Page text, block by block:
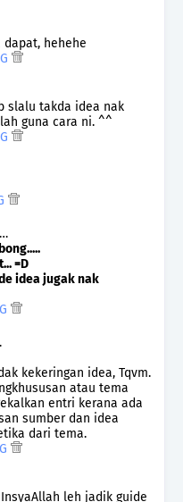
hehehe
slalu takda idea nak
guna cara ni. ^^
=D
idea jugak nak
kekeringan idea, Tqvm.
atau tema
entri kerana ada
sumber dan idea
dari tema.
leh jadik guide